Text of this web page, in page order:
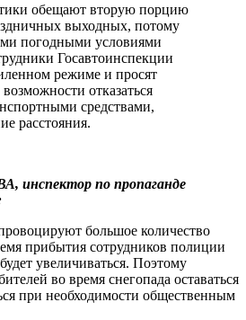
обещают вторую порцию
выходных, потому
погодными условиями
Госавтоинспекции
режиме и просят
отказаться
средствами,
расстояния.
инспектор по пропаганде
большое количество
прибытия сотрудников полиции
увеличиваться. Поэтому
во время снегопада оставаться
при необходимости общественным